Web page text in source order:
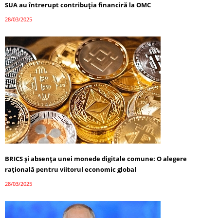
SUA au întrerupt contribuția financiră la OMC
28/03/2025
BRICS și absența unei monede digitale comune: O alegere
rațională pentru viitorul economic global
28/03/2025